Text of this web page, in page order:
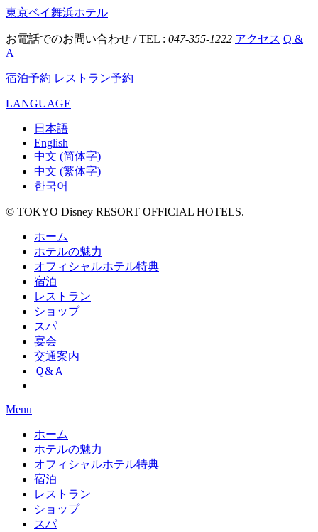
東京ベイ舞浜ホテル
お電話でのお問い合わせ / TEL : 047-355-1222 アクセス Q &
A
宿泊予約 レストラン予約
LANGUAGE
日本語
English
中文 (简体字)
中文 (繁体字)
한국어
© TOKYO Disney RESORT OFFICIAL HOTELS.
ホーム
ホテルの魅力
オフィシャルホテル特典
宿泊
レストラン
ショップ
スパ
宴会
交通案内
Ｑ&Ａ
Menu
ホーム
ホテルの魅力
オフィシャルホテル特典
宿泊
レストラン
ショップ
スパ